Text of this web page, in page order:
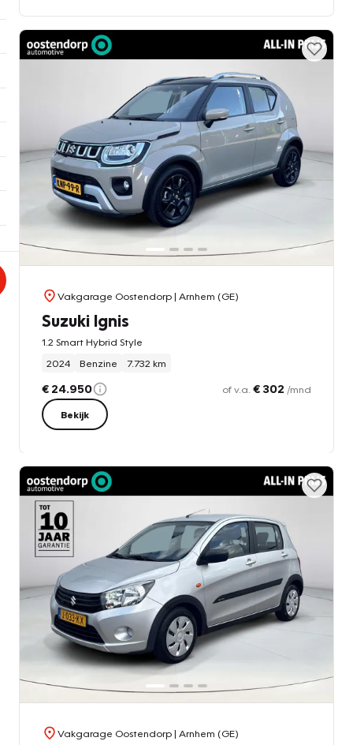
Vakgarage Oostendorp| Arnhem (GE)
Suzuki Ignis
1.2 Smart Hybrid Style
2024
Benzine 7.732 km
€ 24.950 of v.a. € 302 /mnd
Bekijk
Vakgarage Oostendorp| Arnhem (GE)